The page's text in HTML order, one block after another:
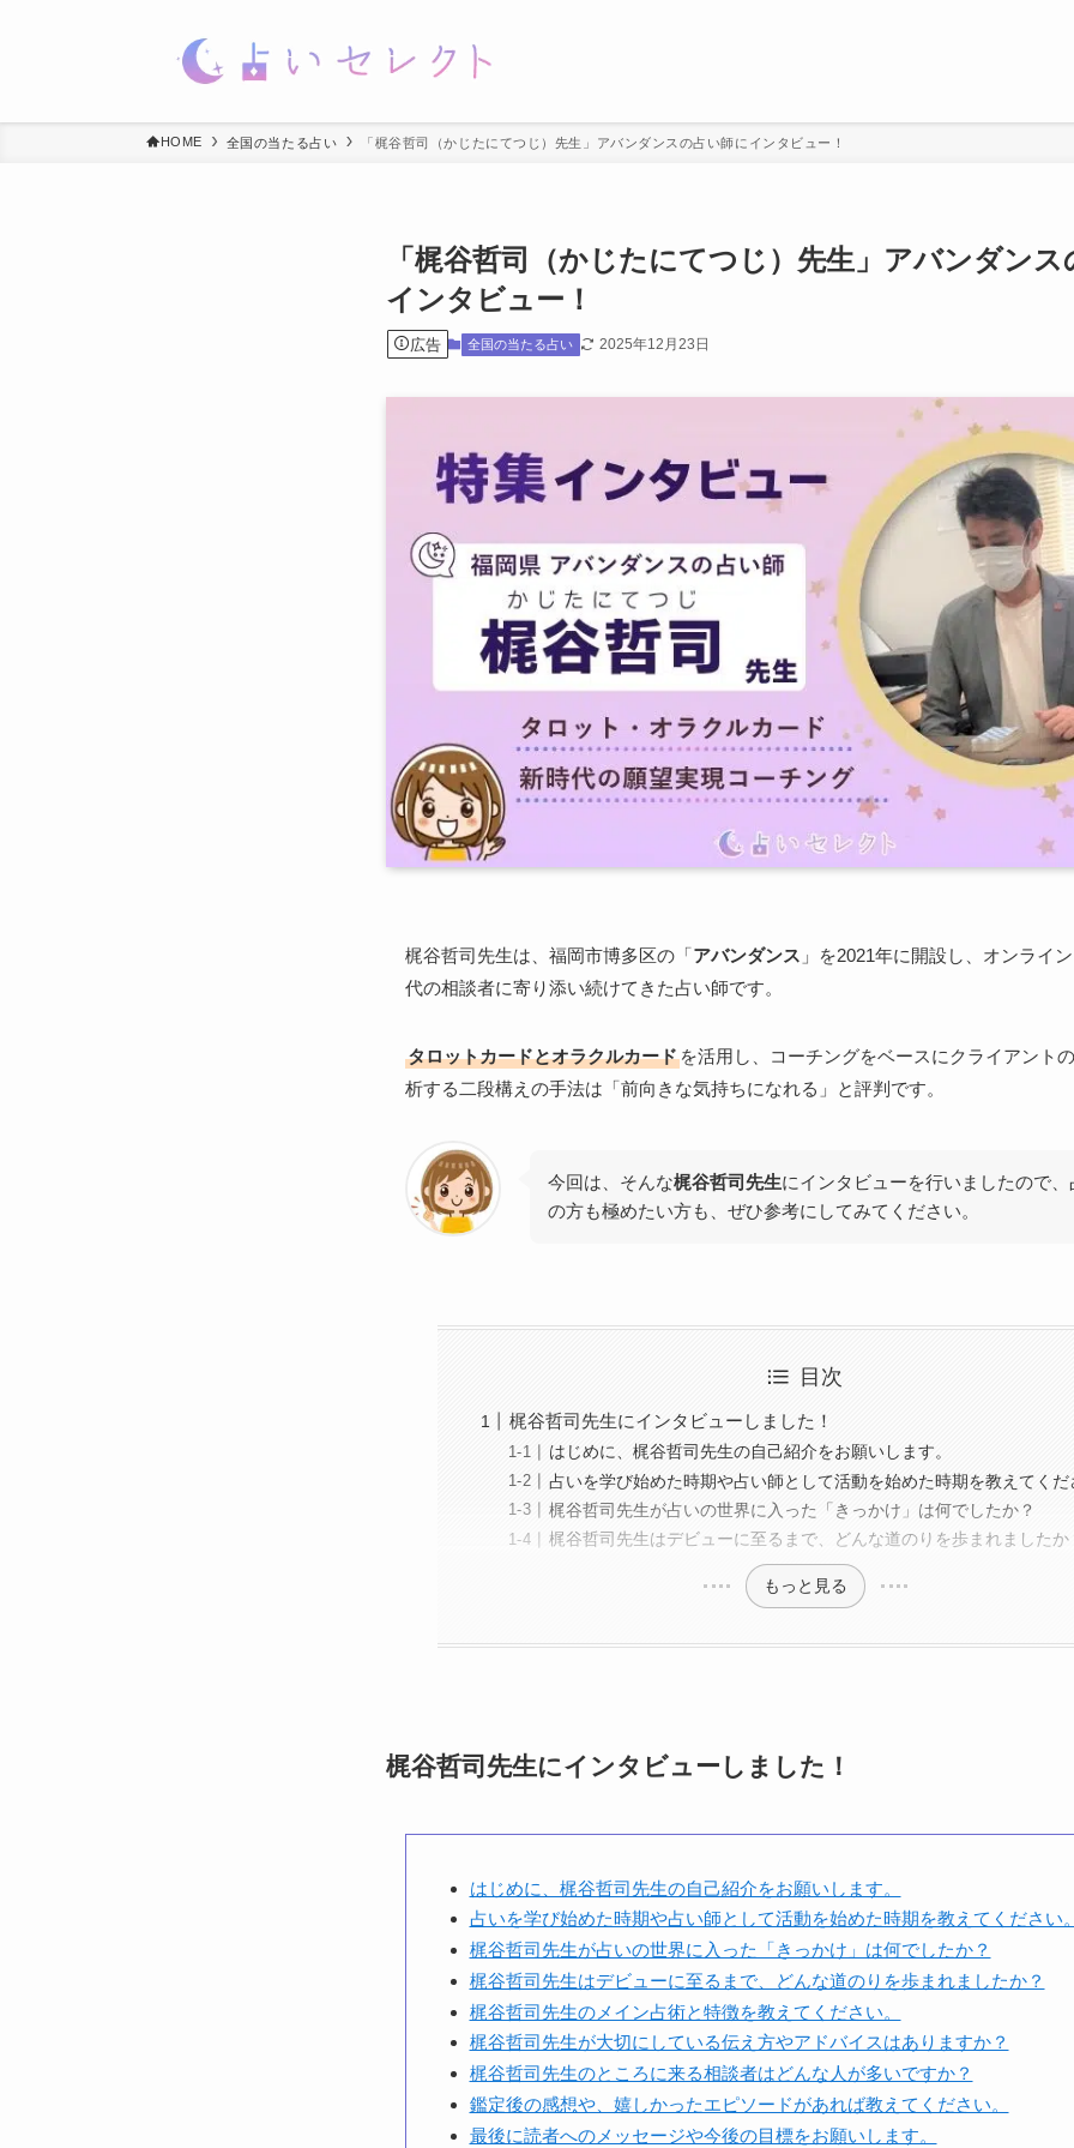
HOME 全国の当たる占い 「梶谷哲司（かじたにてつじ）先生」アバンダンスの占い師にインタビュー！
「梶谷哲司（かじたにてつじ）先生」アバンダン
インタビュー！
広告 全国の当たる占い 2025年12月23日
梶谷哲司先生は、福岡市博多区の「アバンダンス 」を2021年に開設し、オンライ
代の相談者に寄り添い続けてきた占い師です。
タロットカードとオラクルカード を活用し、コーチングをベースにクライアント
析する二段構えの手法は「前向きな気持ちになれる」と評判です。
今回は、そんな梶谷哲司先生にインタビューを行いましたので
の方も極めたい方も、ぜひ参考にしてみてください。
目次
梶谷哲司先生にインタビューしました！
はじめに、梶谷哲司先生の自己紹介をお願いします。
占いを学び始めた時期や占い師として活動を始めた時期を教えてくだ
梶谷哲司先生が占いの世界に入った「きっかけ」は何でしたか？
梶谷哲司先生はデビューに至るまで、どんな道のりを歩まれましたか
もっと見る
梶谷哲司先生にインタビューしました！
はじめに、梶谷哲司先生の自己紹介をお願いします。
占いを学び始めた時期や占い師として活動を始めた時期を教えてください
梶谷哲司先生が占いの世界に入った「きっかけ」は何でしたか？
梶谷哲司先生はデビューに至るまで、どんな道のりを歩まれましたか？
梶谷哲司先生のメイン占術と特徴を教えてください。
梶谷哲司先生が大切にしている伝え方やアドバイスはありますか？
梶谷哲司先生のところに来る相談者はどんな人が多いですか？
鑑定後の感想や、嬉しかったエピソードがあれば教えてください。
最後に読者へのメッセージや今後の目標をお願いします。